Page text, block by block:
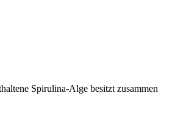
Spirulina-Alge besitzt zusammen